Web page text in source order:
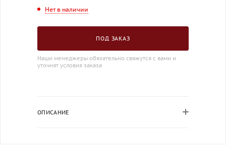
Нет в наличии
ПОД ЗАКАЗ
Наши менеджеры обязательно свяжутся с вами и
уточнят условия заказа
ОПИСАНИЕ